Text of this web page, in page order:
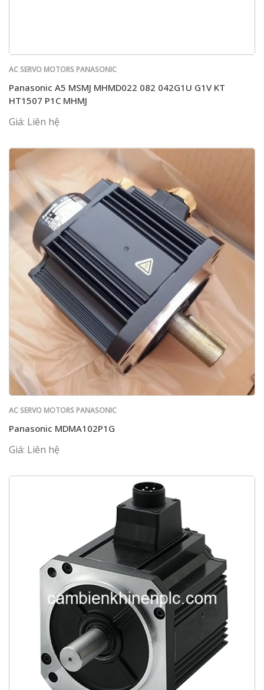
AC SERVO MOTORS PANASONIC
Panasonic A5 MSMJ MHMD022 082 042G1U G1V KT
HT1507 P1C MHMJ
Giá: Liên hệ
AC SERVO MOTORS PANASONIC
Panasonic MDMA102P1G
Giá: Liên hệ